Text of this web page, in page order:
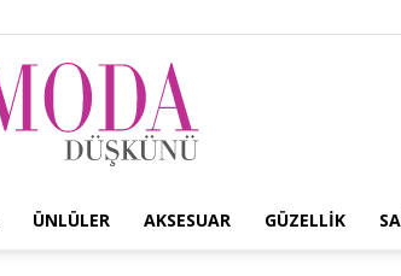
ÜNLÜLER AKSESUAR GÜZELLIK